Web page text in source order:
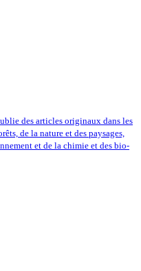
des articles originaux dans les
de la nature et des paysages,
et de la chimie et des bio-